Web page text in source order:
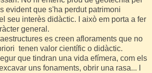
evident que s'ha perdut patrimoni
seu interès didàctic. I això em porta a fer
general.
es creen afloraments que no
tenen valor científic o didàctic.
que tindran una vida efímera, com els
uns fonaments, obrir una rasa... I